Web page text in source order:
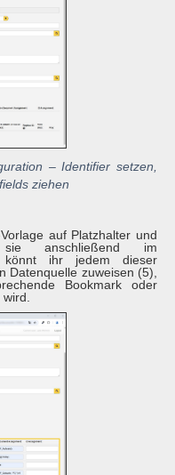
– Identifier setzen,
ziehen
auf Platzhalter und
anschließend im
könnt ihr jedem dieser
Datenquelle zuweisen (5),
Bookmark oder
wird.